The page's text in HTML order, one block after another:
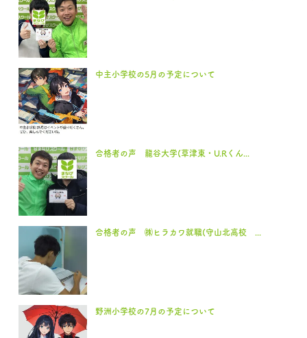
中主小学校の5月の予定について
合格者の声 龍谷大学(草津東・U.Rくん...
合格者の声 ㈱ヒラカワ就職(守山北高校 ...
野洲小学校の7月の予定について